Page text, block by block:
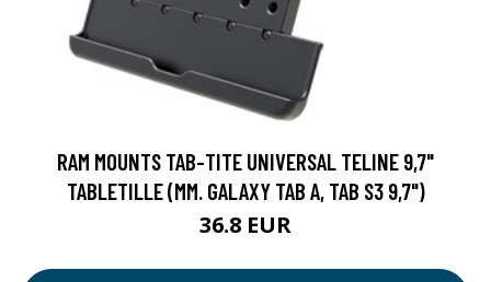
RAM MOUNTS TAB-TITE UNIVERSAL TELINE 9,7"
TABLETILLE (MM. GALAXY TAB A, TAB S3 9,7")
36.8 EUR